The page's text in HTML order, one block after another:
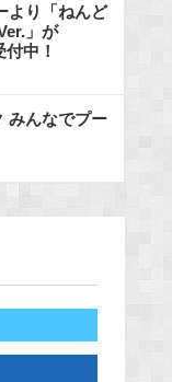
より「ねんど
」が
中！
みんなでプー